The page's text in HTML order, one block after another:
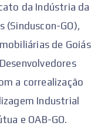
da Indústria da
(Sinduscon-GO),
de Goiás
a correalização
Industrial
e OAB-GO.